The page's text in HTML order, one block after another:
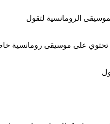
الرومانسية لتقول
تحتوي على موسيقى رومانسية